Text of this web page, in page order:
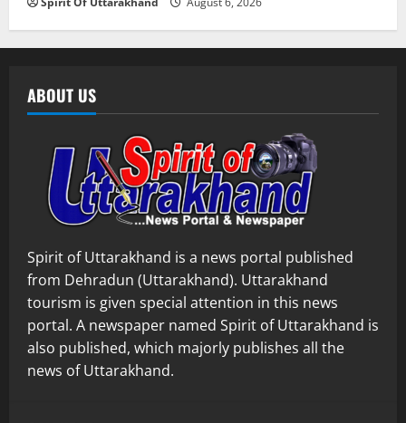
ABOUT US
Spirit of Uttarakhand is a news portal published
from Dehradun (Uttarakhand). Uttarakhand
tourism is given special attention in this news
portal. A newspaper named Spirit of Uttarakhand is
also published, which majorly publishes all the
news of Uttarakhand.